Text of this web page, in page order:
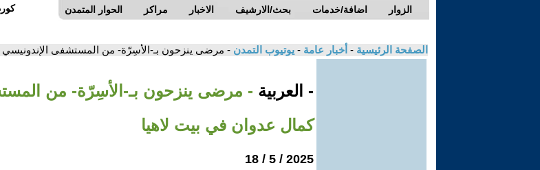
الحوار المتمدن مراكز الاخبار بحث/الارشيف اضافة/خدمات الزوار
الصفحة الرئيسية - أخبار عامة - يوتيوب التمدن - مرضى ينزحون بـ-الأسِرّة- من المستشفى الإندونيسي
- العربية - مرضى ينزحون بـ-الأسِرّة- من
كمال عدوان في بيت لاهيا
2025 / 5 / 18